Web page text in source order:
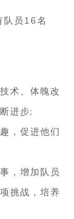
员16名
术、体魄改
进步;
，促进他们
，增加队员
挑战，培养